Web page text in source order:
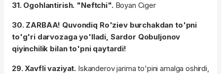
31. Ogohlantirish. "Neftchi". Boyan Ciger
30. ZARBAA! Quvondiq Ro'ziev burchakdan to'pni
to'g'ri darvozaga yo'lladi, Sardor Qobuljonov
qiyinchilik bilan to'pni qaytardi!
29. Xavfli vaziyat. Iskanderov jarima to'pini amalga oshirdi,